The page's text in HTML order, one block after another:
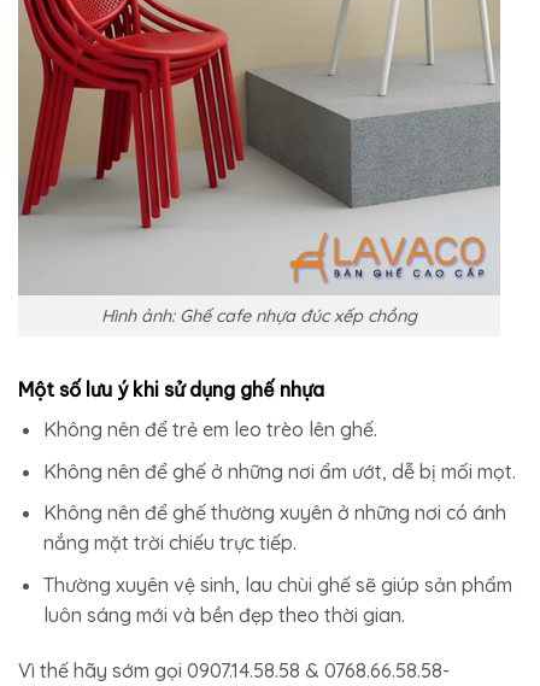
Hình ảnh: Ghế cafe nhựa đúc xếp chồng
Một số lưu ý khi sử dụng ghế nhựa
Không nên để trẻ em leo trèo lên ghế.
Không nên để ghế ở những nơi ẩm ướt, dễ bị mối mọt.
Không nên để ghế thường xuyên ở những nơi có ánh
nắng mặt trời chiếu trực tiếp.
Thường xuyên vệ sinh, lau chùi ghế sẽ giúp sản phẩm
luôn sáng mới và bền đẹp theo thời gian.
Vì thế hãy sớm gọi 0907.14.58.58 & 0768.66.58.58-